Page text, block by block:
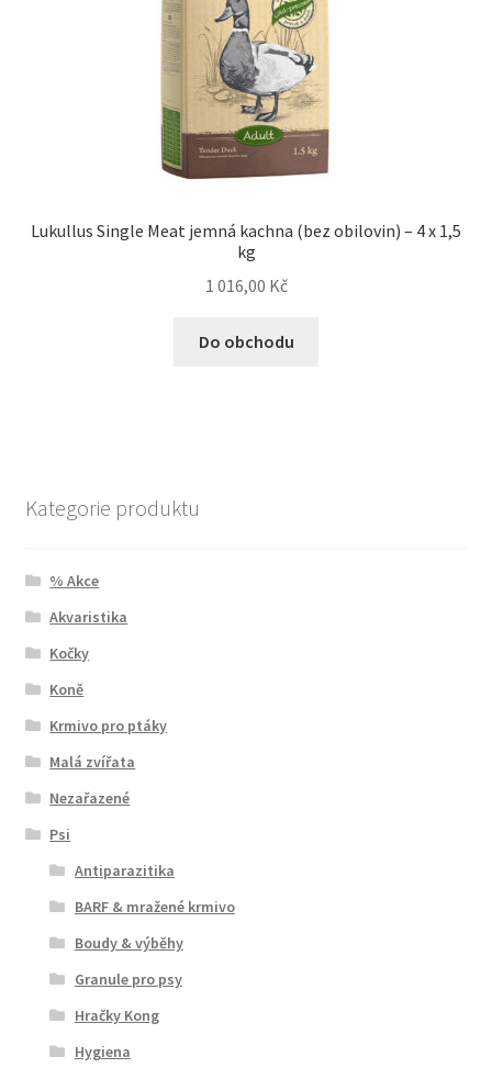
Lukullus Single Meat jemná kachna (bez obilovin) – 4 x 1,5
kg
1 016,00 Kč
Do obchodu
Kategorie produktu
% Akce
Akvaristika
Kočky
Koně
Krmivo pro ptáky
Malá zvířata
Nezařazené
Psi
Antiparazitika
BARF & mražené krmivo
Boudy & výběhy
Granule pro psy
Hračky Kong
Hygiena